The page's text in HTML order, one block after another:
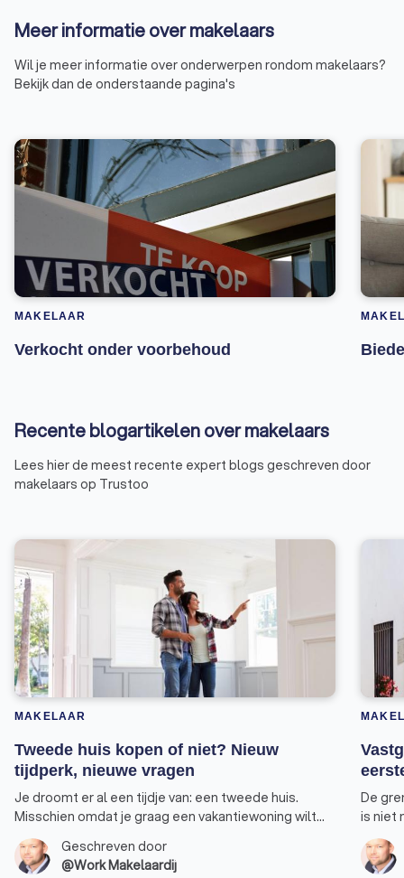
Meer informatie over makelaars
Wil je meer informatie over onderwerpen rondom makelaars?
Bekijk dan de onderstaande pagina's
MAKELAAR
Verkocht onder voorbehoud
Recente blogartikelen over makelaars
Lees hier de meest recente expert blogs geschreven door
makelaars op Trustoo
MAKELAAR
Tweede huis kopen of niet? Nieuw
tijdperk, nieuwe vragen
Je droomt er al een tijdje van: een tweede huis.
Misschien omdat je graag een vakantiewoning wilt
bezitten waarnaar je tijdens de wintermaanden kan
uitwijken. Of omdat je extra inkomen wilt genereren
door het huis te verhuren. Feit is dat de regels op het
Geschreven door
@Work Makelaardij
De
is niet
Een